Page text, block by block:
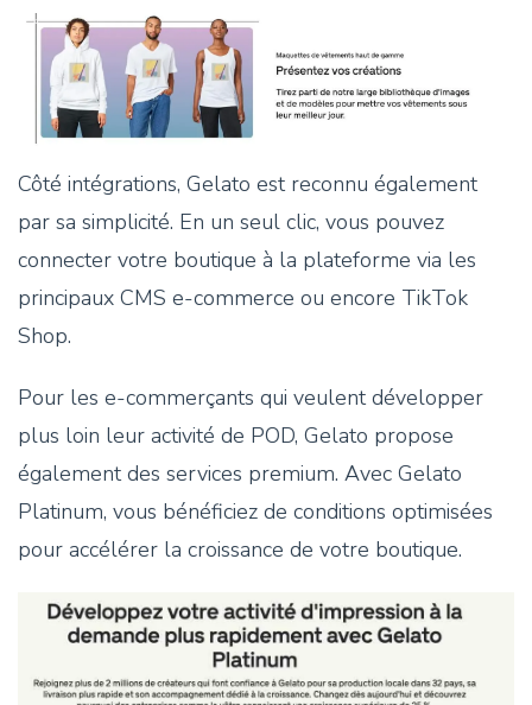
Côté intégrations, Gelato est reconnu également
par sa simplicité. En un seul clic, vous pouvez
connecter votre boutique à la plateforme via les
principaux CMS e-commerce ou encore TikTok
Shop.
Pour les e-commerçants qui veulent développer
plus loin leur activité de POD, Gelato propose
également des services premium. Avec Gelato
Platinum, vous bénéficiez de conditions optimisées
pour accélérer la croissance de votre boutique.